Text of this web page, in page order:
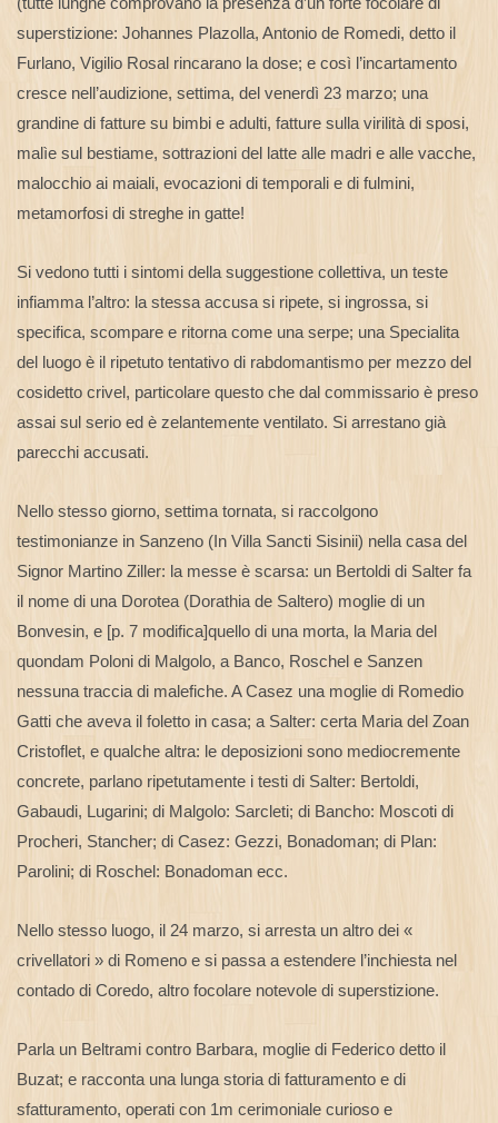
superstizione: Johannes Plazolla, Antonio de Romedi, detto il
Furlano, Vigilio Rosal rincarano la dose; e così l’incartamento
cresce nell’audizione, settima, del venerdì 23 marzo; una
grandine di fatture su bimbi e adulti, fatture sulla virilità di sposi,
malìe sul bestiame, sottrazioni del latte alle madri e alle vacche,
malocchio ai maiali, evocazioni di temporali e di fulmini,
metamorfosi di streghe in gatte!
Si vedono tutti i sintomi della suggestione collettiva, un teste
infiamma l’altro: la stessa accusa si ripete, si ingrossa, si
specifica, scompare e ritorna come una serpe; una Specialita
del luogo è il ripetuto tentativo di rabdomantismo per mezzo del
cosidetto crivel, particolare questo che dal commissario è preso
assai sul serio ed è zelantemente ventilato. Si arrestano già
parecchi accusati.
Nello stesso giorno, settima tornata, si raccolgono
testimonianze in Sanzeno (In Villa Sancti Sisinii) nella casa del
Signor Martino Ziller: la messe è scarsa: un Bertoldi di Salter fa
il nome di una Dorotea (Dorathia de Saltero) moglie di un
Bonvesin, e [p. 7 modifica]quello di una morta, la Maria del
quondam Poloni di Malgolo, a Banco, Roschel e Sanzen
nessuna traccia di malefiche. A Casez una moglie di Romedio
Gatti che aveva il foletto in casa; a Salter: certa Maria del Zoan
Cristoflet, e qualche altra: le deposizioni sono mediocremente
concrete, parlano ripetutamente i testi di Salter: Bertoldi,
Gabaudi, Lugarini; di Malgolo: Sarcleti; di Bancho: Moscoti di
Procheri, Stancher; di Casez: Gezzi, Bonadoman; di Plan:
Parolini; di Roschel: Bonadoman ecc.
Nello stesso luogo, il 24 marzo, si arresta un altro dei «
crivellatori » di Romeno e si passa a estendere l’inchiesta nel
contado di Coredo, altro focolare notevole di superstizione.
Parla un Beltrami contro Barbara, moglie di Federico detto il
Buzat; e racconta una lunga storia di fatturamento e di
sfatturamento, operati con 1m cerimoniale curioso e